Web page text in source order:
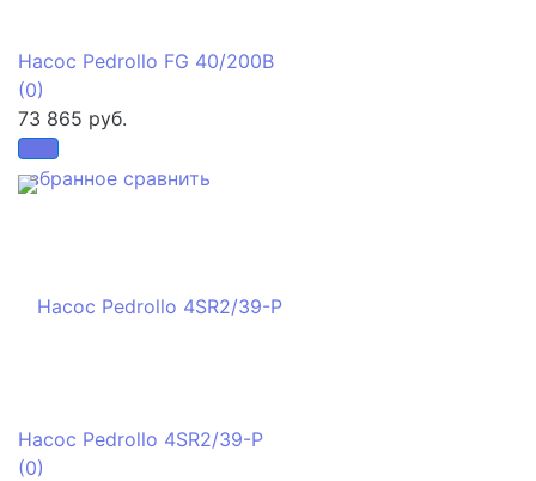
избранное сравнить
Насос Pedrollo FG 40/200B
(0)
73 865 руб.
Насос Pedrollo 4SR2/39-P
(0)